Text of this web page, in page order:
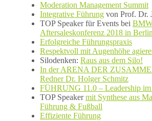
Moderation Management Summit
Integrative Führung von Prof. Dr.
TOP Speaker für Events bei
Aftersaleskonferenz 2018 in
Erfolgreiche Führungspraxis
Respektvoll mit Augenhöhe
Silodenken: Raus aus dem Silo!
In der ARENA DER
Redner Dr. Holger Schmitz
FÜHRUNG 11.0 – Leadership im
TOP Speakermit Synthese aus
Führung & Fußball
Effiziente Führung